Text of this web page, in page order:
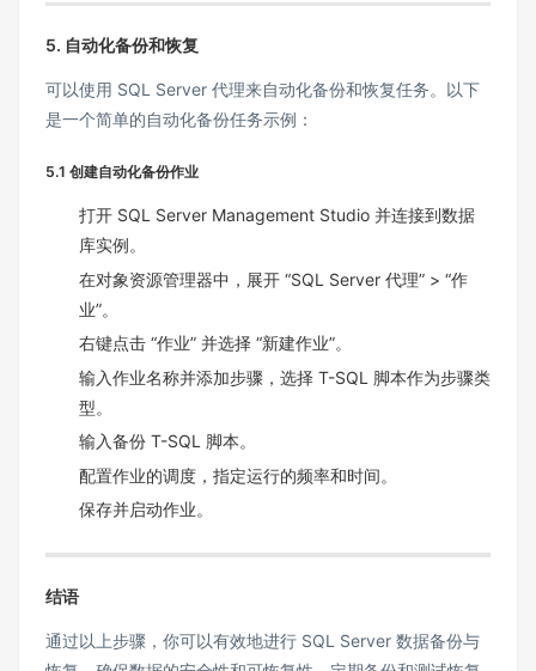
5. 自动化备份和恢复
可以使用 SQL Server 代理来自动化备份和恢复任务。以下
是一个简单的自动化备份任务示例：
5.1 创建自动化备份作业
打开 SQL Server Management Studio 并连接到数据
库实例。
在对象资源管理器中，展开 “SQL Server 代理” > “作
业”。
右键点击 “作业” 并选择 “新建作业”。
输入作业名称并添加步骤，选择 T-SQL 脚本作为步骤类
型。
输入备份 T-SQL 脚本。
配置作业的调度，指定运行的频率和时间。
保存并启动作业。
结语
通过以上步骤，你可以有效地进行 SQL Server 数据备份与